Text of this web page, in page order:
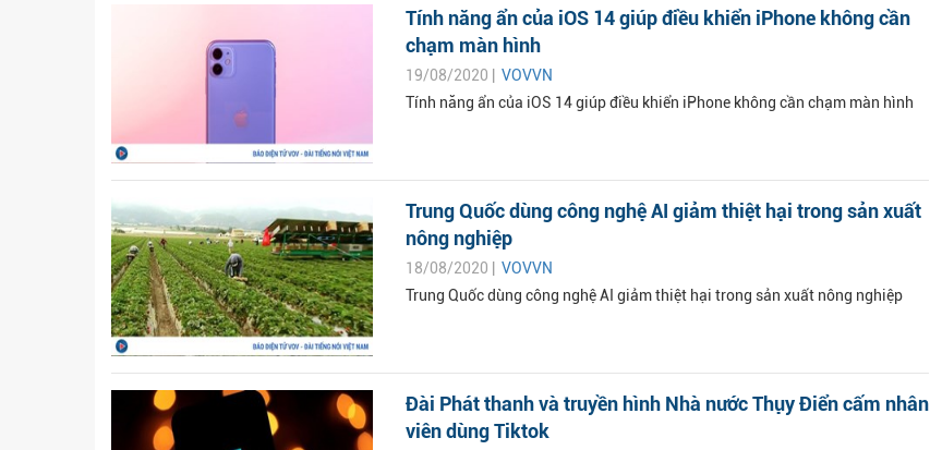
Tính năng ẩn của iOS 14 giúp điều khiển iPhone không cần
chạm màn hình
19/08/2020 | VOVVN
Tính năng ẩn của iOS 14 giúp điều khiển iPhone không cần chạm màn hình
Trung Quốc dùng công nghệ AI giảm thiệt hại trong sản xuất
nông nghiệp
18/08/2020 | VOVVN
Trung Quốc dùng công nghệ AI giảm thiệt hại trong sản xuất nông nghiệp
Đài Phát thanh và truyền hình Nhà nước Thụy Điển cấm nhân
viên dùng Tiktok